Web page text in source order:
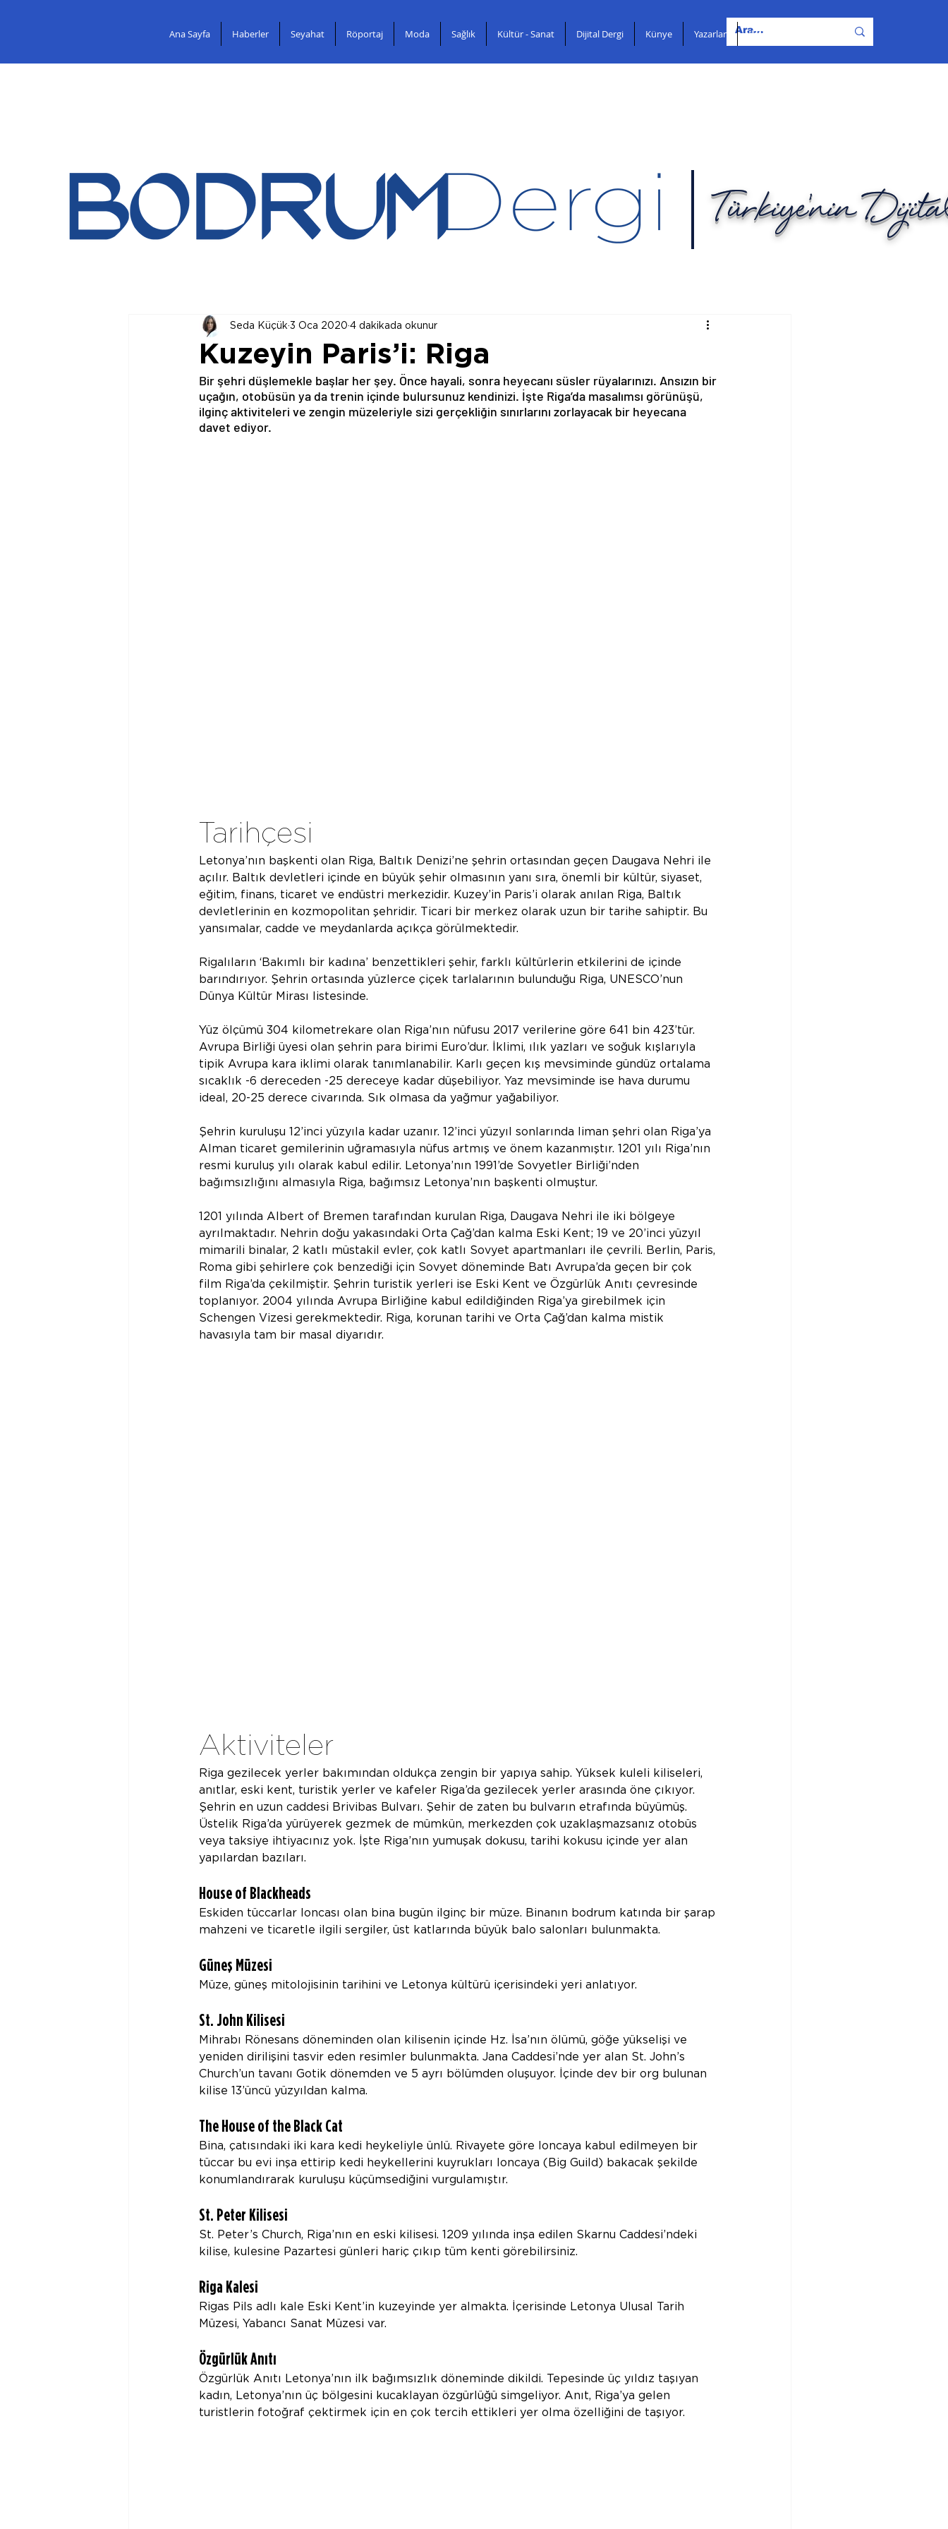
Ana Sayfa Haberler Seyahat Röportaj Moda Sağlık Kültür - Sanat Dijital Dergi Künye Yazarlar İletişim
Türkiye'nin
Kuzeyin Paris’i: Riga
Seda Küçük 3 Oca 2020 4 dakikada okunur
Bir şehri düşlemekle başlar her şey. Önce hayali, sonra heyecanı süsler rüyalarınızı. Ansızın bir
uçağın, otobüsün ya da trenin içinde bulursunuz kendinizi. İşte Riga’da masalımsı görünüşü,
ilginç aktiviteleri ve zengin müzeleriyle sizi gerçekliğin sınırlarını zorlayacak bir heyecana
davet ediyor.
Tarihçesi
Letonya’nın başkenti olan Riga, Baltık Denizi’ne şehrin ortasından geçen Daugava Nehri ile
açılır. Baltık devletleri içinde en büyük şehir olmasının yanı sıra, önemli bir kültür, siyaset,
eğitim, finans, ticaret ve endüstri merkezidir. Kuzey’in Paris’i olarak anılan Riga, Baltık
devletlerinin en kozmopolitan şehridir. Ticari bir merkez olarak uzun bir tarihe sahiptir. Bu
yansımalar, cadde ve meydanlarda açıkça görülmektedir.
Rigalıların ‘Bakımlı bir kadına’ benzettikleri şehir, farklı kültürlerin etkilerini de içinde
barındırıyor. Şehrin ortasında yüzlerce çiçek tarlalarının bulunduğu Riga, UNESCO’nun
Dünya Kültür Mirası listesinde.
Yüz ölçümü 304 kilometrekare olan Riga’nın nüfusu 2017 verilerine göre 641 bin 423’tür.
Avrupa Birliği üyesi olan şehrin para birimi Euro’dur. İklimi, ılık yazları ve soğuk kışlarıyla
tipik Avrupa kara iklimi olarak tanımlanabilir. Karlı geçen kış mevsiminde gündüz ortalama
sıcaklık -6 dereceden -25 dereceye kadar düşebiliyor. Yaz mevsiminde ise hava durumu
ideal, 20-25 derece civarında. Sık olmasa da yağmur yağabiliyor.
Şehrin kuruluşu 12’inci yüzyıla kadar uzanır. 12’inci yüzyıl sonlarında liman şehri olan Riga’ya
Alman ticaret gemilerinin uğramasıyla nüfus artmış ve önem kazanmıştır. 1201 yılı Riga’nın
resmi kuruluş yılı olarak kabul edilir. Letonya’nın 1991’de Sovyetler Birliği’nden
bağımsızlığını almasıyla Riga, bağımsız Letonya’nın başkenti olmuştur.
1201 yılında Albert of Bremen tarafından kurulan Riga, Daugava Nehri ile iki bölgeye
ayrılmaktadır. Nehrin doğu yakasındaki Orta Çağ’dan kalma Eski Kent; 19 ve 20’inci yüzyıl
mimarili binalar, 2 katlı müstakil evler, çok katlı Sovyet apartmanları ile çevrili. Berlin, Paris,
Roma gibi şehirlere çok benzediği için Sovyet döneminde Batı Avrupa’da geçen bir çok
film Riga’da çekilmiştir. Şehrin turistik yerleri ise Eski Kent ve Özgürlük Anıtı çevresinde
toplanıyor. 2004 yılında Avrupa Birliğine kabul edildiğinden Riga’ya girebilmek için
Schengen Vizesi gerekmektedir. Riga, korunan tarihi ve Orta Çağ’dan kalma mistik
havasıyla tam bir masal diyarıdır.
Aktiviteler
Riga gezilecek yerler bakımından oldukça zengin bir yapıya sahip. Yüksek kuleli kiliseleri,
anıtlar, eski kent, turistik yerler ve kafeler Riga’da gezilecek yerler arasında öne çıkıyor.
Şehrin en uzun caddesi Brivibas Bulvarı. Şehir de zaten bu bulvarın etrafında büyümüş.
Üstelik Riga’da yürüyerek gezmek de mümkün, merkezden çok uzaklaşmazsanız otobüs
veya taksiye ihtiyacınız yok. İşte Riga’nın yumuşak dokusu, tarihi kokusu içinde yer alan
yapılardan bazıları.
House of Blackheads
Eskiden tüccarlar loncası olan bina bugün ilginç bir müze. Binanın bodrum katında bir şarap
mahzeni ve ticaretle ilgili sergiler, üst katlarında büyük balo salonları bulunmakta.
Güneş Müzesi
Müze, güneş mitolojisinin tarihini ve Letonya kültürü içerisindeki yeri anlatıyor.
St. John Kilisesi
Mihrabı Rönesans döneminden olan kilisenin içinde Hz. İsa’nın ölümü, göğe yükselişi ve
yeniden dirilişini tasvir eden resimler bulunmakta. Jana Caddesi’nde yer alan St. John’s
Church’un tavanı Gotik dönemden ve 5 ayrı bölümden oluşuyor. İçinde dev bir org bulunan
kilise 13’üncü yüzyıldan kalma.
The House of the Black Cat
Bina, çatısındaki iki kara kedi heykeliyle ünlü. Rivayete göre loncaya kabul edilmeyen bir
tüccar bu evi inşa ettirip kedi heykellerini kuyrukları loncaya (Big Guild) bakacak şekilde
konumlandırarak kuruluşu küçümsediğini vurgulamıştır.
St. Peter Kilisesi
St. Peter’s Church, Riga’nın en eski kilisesi. 1209 yılında inşa edilen Skarnu Caddesi’ndeki
kilise, kulesine Pazartesi günleri hariç çıkıp tüm kenti görebilirsiniz.
Riga Kalesi
Rigas Pils adlı kale Eski Kent’in kuzeyinde yer almakta. İçerisinde Letonya Ulusal Tarih
Müzesi, Yabancı Sanat Müzesi var.
Özgürlük Anıtı
Özgürlük Anıtı Letonya’nın ilk bağımsızlık döneminde dikildi. Tepesinde üç yıldız taşıyan
kadın, Letonya’nın üç bölgesini kucaklayan özgürlüğü simgeliyor. Anıt, Riga’ya gelen
turistlerin fotoğraf çektirmek için en çok tercih ettikleri yer olma özelliğini de taşıyor.